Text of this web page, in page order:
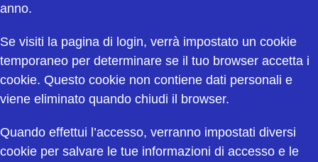
anno.
Se visiti la pagina di login, verrà impostato un cookie
temporaneo per determinare se il tuo browser accetta i
cookie. Questo cookie non contiene dati personali e
viene eliminato quando chiudi il browser.
Quando effettui l’accesso, verranno impostati diversi
cookie per salvare le tue informazioni di accesso e le